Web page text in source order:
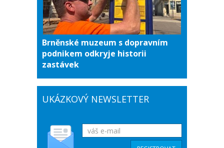
Brněnské muzeum s dopravním
podnikem odkryje historii
zastávek
UKÁZKOVÝ NEWSLETTER